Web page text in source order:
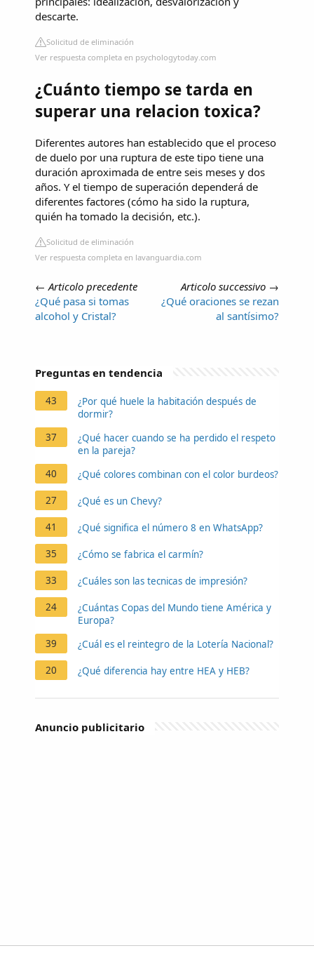
descarte.
Solicitud de eliminación
Ver respuesta completa en psychologytoday.com
¿Cuánto tiempo se tarda en
superar una relacion toxica?
Diferentes autores han establecido que el proceso
de duelo por una ruptura de este tipo tiene una
duración aproximada de entre seis meses y dos
años. Y el tiempo de superación dependerá de
diferentes factores (cómo ha sido la ruptura,
quién ha tomado la decisión, etc.).
Solicitud de eliminación
Ver respuesta completa en lavanguardia.com
← Articolo precedente
¿Qué pasa si tomas
alcohol y Cristal?
Articolo successivo →
¿Qué oraciones se rezan
al santísimo?
Preguntas en tendencia
43
¿Por qué huele la habitación después de
dormir?
37
¿Qué hacer cuando se ha perdido el respeto
en la pareja?
40
¿Qué colores combinan con el color burdeos?
27 ¿Qué es un Chevy?
41 ¿Qué significa el número 8 en WhatsApp?
35 ¿Cómo se fabrica el carmín?
33 ¿Cuáles son las tecnicas de impresión?
24
¿Cuántas Copas del Mundo tiene América y
Europa?
39
¿Cuál es el reintegro de la Lotería Nacional?
20 ¿Qué diferencia hay entre HEA y HEB?
Anuncio publicitario